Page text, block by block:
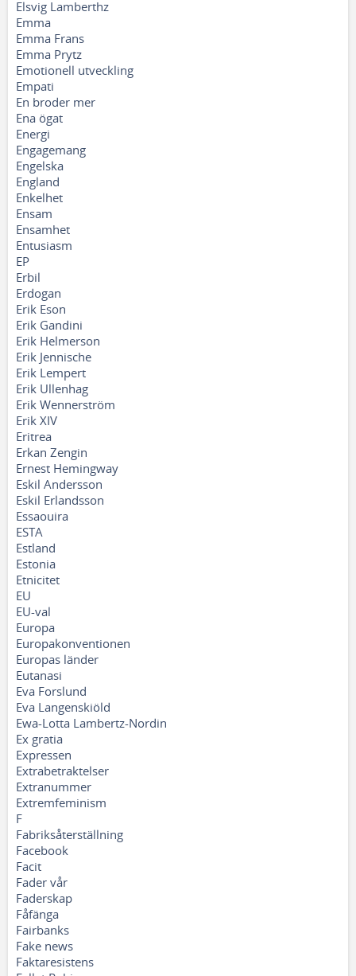
Elsvig Lamberthz
Emma
Emma Frans
Emma Prytz
Emotionell utveckling
Empati
En broder mer
Ena ögat
Energi
Engagemang
Engelska
England
Enkelhet
Ensam
Ensamhet
Entusiasm
EP
Erbil
Erdogan
Erik Eson
Erik Gandini
Erik Helmerson
Erik Jennische
Erik Lempert
Erik Ullenhag
Erik Wennerström
Erik XIV
Eritrea
Erkan Zengin
Ernest Hemingway
Eskil Andersson
Eskil Erlandsson
Essaouira
ESTA
Estland
Estonia
Etnicitet
EU
EU-val
Europa
Europakonventionen
Europas länder
Eutanasi
Eva Forslund
Eva Langenskiöld
Ewa-Lotta Lambertz-Nordin
Ex gratia
Expressen
Extrabetraktelser
Extranummer
Extremfeminism
F
Fabriksåterställning
Facebook
Facit
Fader vår
Faderskap
Fåfänga
Fairbanks
Fake news
Faktaresistens